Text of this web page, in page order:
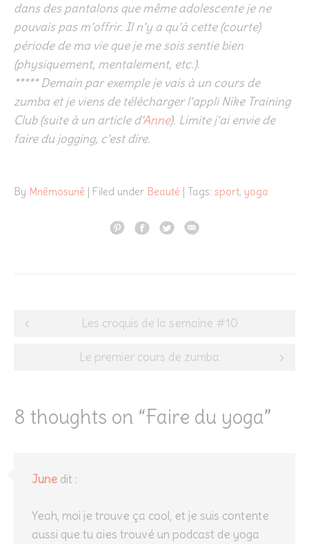
dans des pantalons que même adolescente je ne
pouvais pas m’offrir. Il n’y a qu’à cette (courte)
période de ma vie que je me sois sentie bien
(physiquement, mentalement, etc.).
***** Demain par exemple je vais à un cours de
zumba et je viens de télécharger l’appli Nike Training
Club (suite à un article d’Anne). Limite j’ai envie de
faire du jogging, c’est dire.
By Mnêmosunê | Filed under Beauté | Tags: sport, yoga
Post
navigation
Les croquis de la semaine #10
Le premier cours de zumba
8 thoughts on “Faire du yoga”
June dit :
Yeah, moi je trouve ça cool, et je suis contente
aussi que tu aies trouvé un podcast de yoga